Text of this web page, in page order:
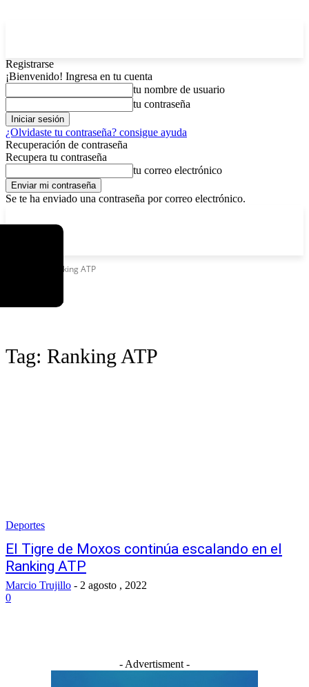
Registrarse
¡Bienvenido! Ingresa en tu cuenta
tu nombre de usuario
tu contraseña
¿Olvidaste tu contraseña? consigue ayuda
Recuperación de contraseña
Recupera tu contraseña
tu correo electrónico
Se te ha enviado una contraseña por correo electrónico.
Ranking ATP
Tag: Ranking ATP
Deportes
El Tigre de Moxos continúa escalando en el
Ranking ATP
Marcio Trujillo - 2 agosto , 2022
0
- Advertisment -